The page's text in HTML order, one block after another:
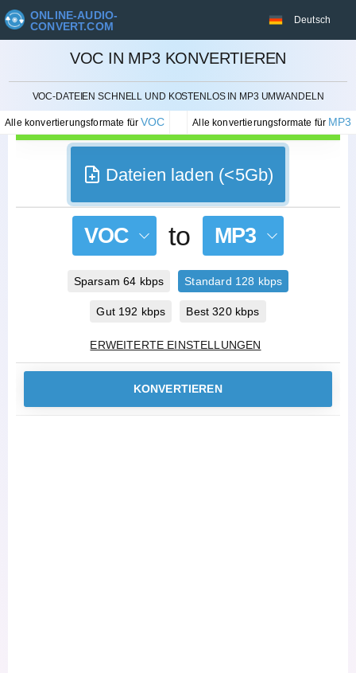
ONLINE-AUDIO-
CONVERT.COM
Deutsch
VOC IN MP3 KONVERTIEREN
VOC-DATEIEN SCHNELL UND KOSTENLOS IN MP3 UMWANDELN
Alle konvertierungsformate fürVOC Alle konvertierungsformate für MP3
STORNIEREN
Dateien laden (<5Gb)
VOC to MP3
Sparsam 64 kbps Standard 128 kbps
Gut 192 kbps Best 320 kbps
ERWEITERTE EINSTELLUNGEN
KONVERTIEREN